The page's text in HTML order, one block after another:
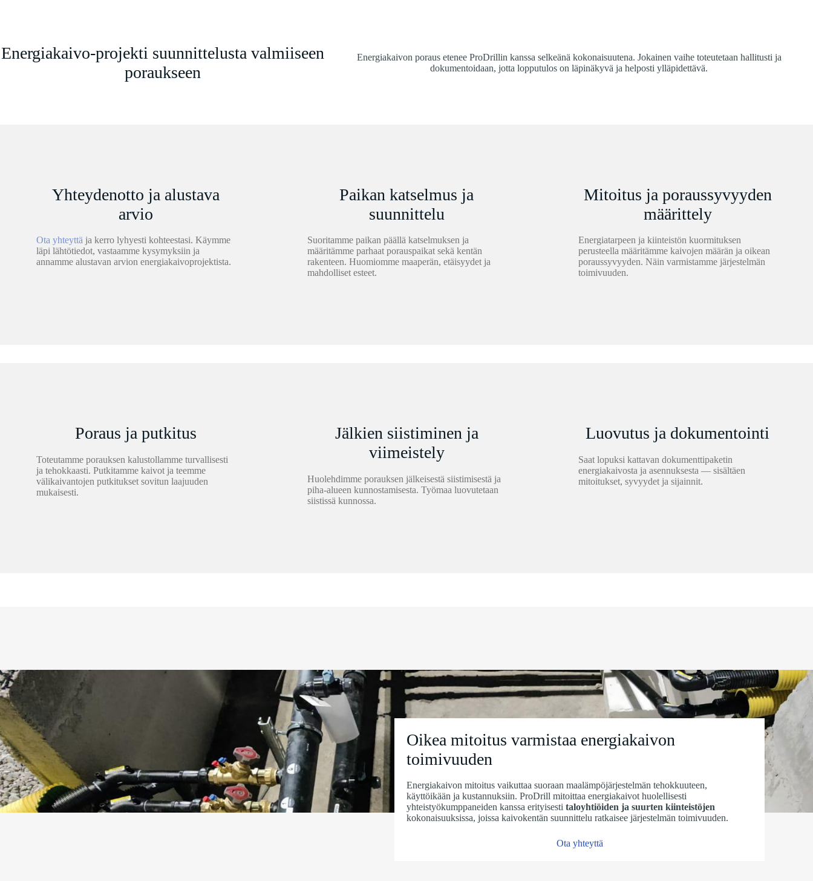
Energiakaivo-projekti suunnittelusta valmiiseen
poraukseen
Energiakaivon poraus etenee ProDrillin kanssa selkeänä kokonaisuutena. Jokainen vaihe toteutetaan hallitusti ja
dokumentoidaan, jotta lopputulos on läpinäkyvä ja helposti ylläpidettävä.
Yhteydenotto ja alustava
arvio
Ota yhteyttä ja kerro lyhyesti kohteestasi. Käymme
läpi lähtötiedot, vastaamme kysymyksiin ja
annamme alustavan arvion energiakaivoprojektista.
Paikan katselmus ja
suunnittelu
Suoritamme paikan päällä katselmuksen ja
määritämme parhaat porauspaikat sekä kentän
rakenteen. Huomiomme maaperän, etäisyydet ja
mahdolliset esteet.
Mitoitus ja poraussyvyyden
määrittely
Energiatarpeen ja kiinteistön kuormituksen
perusteella määritämme kaivojen määrän ja oikean
poraussyvyyden. Näin varmistamme järjestelmän
toimivuuden.
Poraus ja putkitus
Toteutamme porauksen kalustollamme turvallisesti
ja tehokkaasti. Putkitamme kaivot ja teemme
välikaivantojen putkitukset sovitun laajuuden
mukaisesti.
Jälkien siistiminen ja
viimeistely
Huolehdimme porauksen jälkeisestä siistimisestä ja
piha-alueen kunnostamisesta. Työmaa luovutetaan
siistissä kunnossa.
Luovutus ja dokumentointi
Saat lopuksi kattavan dokumenttipaketin
energiakaivosta ja asennuksesta — sisältäen
mitoitukset, syvyydet ja sijainnit.
Oikea mitoitus varmistaa energiakaivon
toimivuuden
Energiakaivon mitoitus vaikuttaa suoraan maalämpöjärjestelmän tehokkuuteen,
käyttöikään ja kustannuksiin. ProDrill mitoittaa energiakaivot huolellisesti
yhteistyökumppaneiden kanssa erityisesti taloyhtiöiden ja suurten kiinteistöjen
kokonaisuuksissa, joissa kaivokentän suunnittelu ratkaisee järjestelmän toimivuuden.
Ota yhteyttä